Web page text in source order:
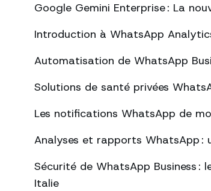
Google Gemini Enterprise : La
Introduction à WhatsApp
Automatisation de WhatsApp
Solutions de santé privées
Les notifications WhatsApp de
Analyses et rapports WhatsApp :
Sécurité de WhatsApp Business :
Italie